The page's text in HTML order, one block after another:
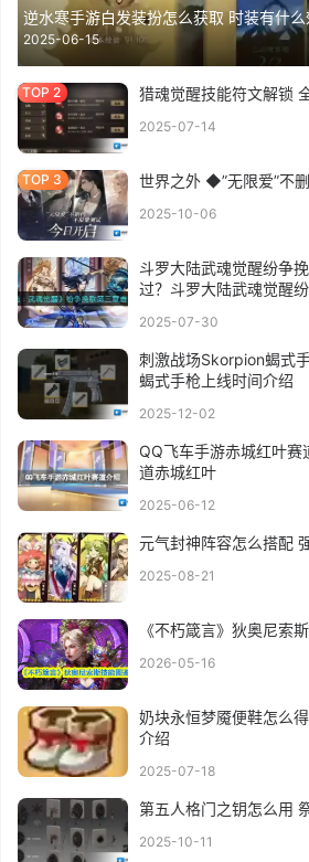
逆水寒手游白发装扮怎么获取 时装有什
2025-06-15
猎魂觉醒技能符文解锁
2025-07-14
世界之外 ◆”无限
2025-10-06
斗罗大陆武魂觉醒纷争
过？斗罗大陆武魂觉醒
2025-07-30
刺激战场Skorpion蝎式
蝎式手枪上线时间介绍
2025-12-02
QQ飞车手游赤城红叶
道赤城红叶
2025-06-12
元气封神阵容怎么搭配
2025-08-21
《不朽箴言》狄奥尼索
2026-05-16
奶块永恒梦魇便鞋怎么
介绍
2025-07-18
第五人格门之钥怎么用
2025-10-11